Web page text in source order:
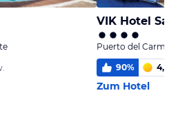
VIK Hotel
Puerto del
90% 4,8
Zum Hotel